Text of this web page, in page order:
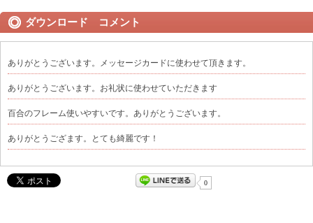
ダウンロード コメント
ありがとうございます。メッセージカードに使わせて頂きます。
ありがとうございます。お礼状に使わせていただきます
百合のフレーム使いやすいです。ありがとうございます。
ありがとうござます。とても綺麗です！
0